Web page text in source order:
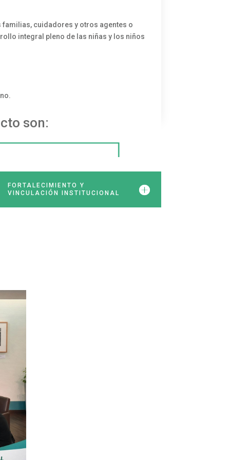
cuidadores y otros agentes o
integral pleno de las niñas y los niños
son:
FORTALECIMIENTO Y
VINCULACIÓN INSTITUCIONAL